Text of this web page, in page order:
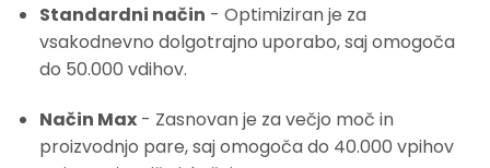
Standardni način - Optimiziran je za
vsakodnevno dolgotrajno uporabo, saj omogoča
do 50.000 vdihov.
Način Max- Zasnovan je za večjo moč in
proizvodnjo pare, saj omogoča do 40.000 vpihov